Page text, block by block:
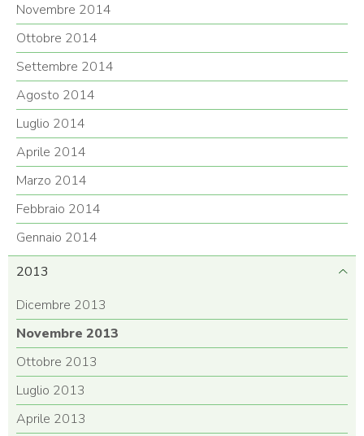
Novembre 2014
Ottobre 2014
Settembre 2014
Agosto 2014
Luglio 2014
Aprile 2014
Marzo 2014
Febbraio 2014
Gennaio 2014
2013
Dicembre 2013
Novembre 2013
Ottobre 2013
Luglio 2013
Aprile 2013